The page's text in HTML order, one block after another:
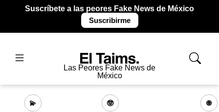
Suscríbete a las peores Fake News de México
Suscribirme
Las Peores Fake News de
México
💫
🤓
🌐